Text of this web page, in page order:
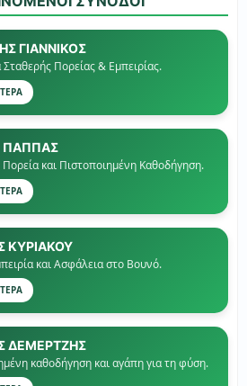
ΓΙΑΝΝΙΚΟΣ
Πορείας & Εμπειρίας.
ΠΑΠΠΑΣ
και Πιστοποιημένη Καθοδήγηση.
ΚΥΡΙΑΚΟΥ
και Ασφάλεια στο Βουνό.
ΔΕΜΕΡΤΖΗΣ
καθοδήγηση και αγάπη για τη φύση.